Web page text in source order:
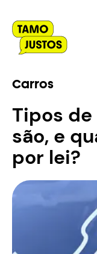
Carros
Tipos
são, e
por lei?